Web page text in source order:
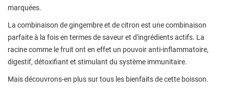
marquées.
La combinaison de gingembre et de citron est une combinaison
parfaite à la fois en termes de saveur et d'ingrédients actifs. La
racine comme le fruit ont en effet un pouvoir anti-inflammatoire,
digestif, détoxifiant et stimulant du système immunitaire.
Mais découvrons-en plus sur tous les bienfaits de cette boisson.